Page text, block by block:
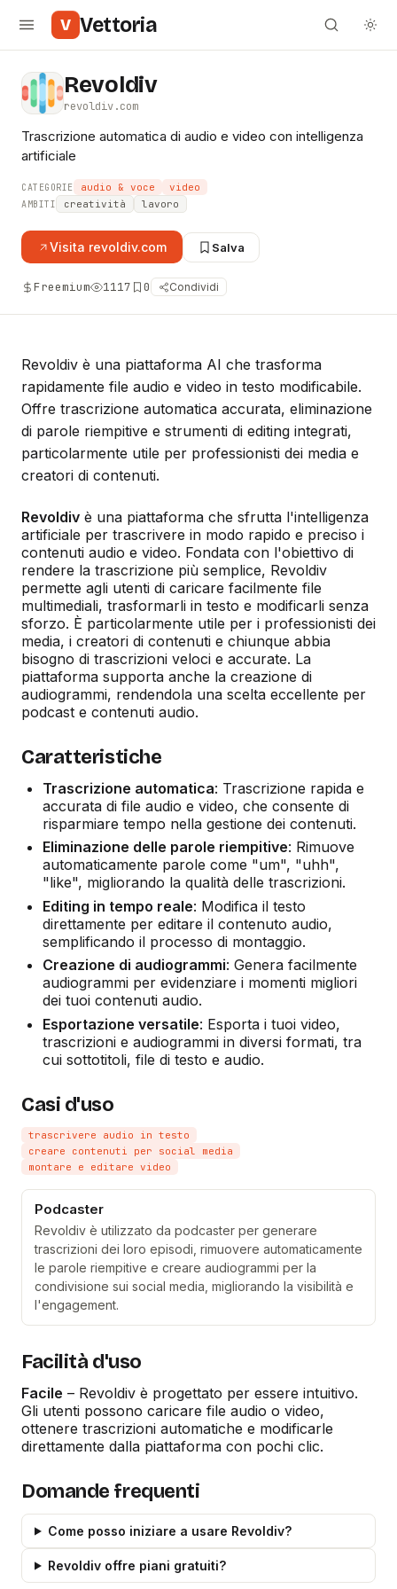
V Vettoria
Revoldiv
revoldiv.com
Trascrizione automatica di audio e video con intelligenza
artificiale
CATEGORIE audio & voce video
AMBITI creatività lavoro
Visita revoldiv.com Salva
Freemium 1117 0 Condividi
Revoldiv è una piattaforma AI che trasforma
rapidamente file audio e video in testo modificabile.
Offre trascrizione automatica accurata, eliminazione
di parole riempitive e strumenti di editing integrati,
particolarmente utile per professionisti dei media e
creatori di contenuti.
Revoldiv è una piattaforma che sfrutta l'intelligenza
artificiale per trascrivere in modo rapido e preciso i
contenuti audio e video. Fondata con l'obiettivo di
rendere la trascrizione più semplice, Revoldiv
permette agli utenti di caricare facilmente file
multimediali, trasformarli in testo e modificarli senza
sforzo. È particolarmente utile per i professionisti dei
media, i creatori di contenuti e chiunque abbia
bisogno di trascrizioni veloci e accurate. La
piattaforma supporta anche la creazione di
audiogrammi, rendendola una scelta eccellente per
podcast e contenuti audio.
Caratteristiche
Trascrizione automatica: Trascrizione rapida e
accurata di file audio e video, che consente di
risparmiare tempo nella gestione dei contenuti.
Eliminazione delle parole riempitive: Rimuove
automaticamente parole come "um", "uhh",
"like", migliorando la qualità delle trascrizioni.
Editing in tempo reale: Modifica il testo
direttamente per editare il contenuto audio,
semplificando il processo di montaggio.
Creazione di audiogrammi: Genera facilmente
audiogrammi per evidenziare i momenti migliori
dei tuoi contenuti audio.
Esportazione versatile: Esporta i tuoi video,
trascrizioni e audiogrammi in diversi formati, tra
cui sottotitoli, file di testo e audio.
Casi d'uso
trascrivere audio in testo
creare contenuti per social media
montare e editare video
Podcaster
Revoldiv è utilizzato da podcaster per generare
trascrizioni dei loro episodi, rimuovere automaticamente
le parole riempitive e creare audiogrammi per la
condivisione sui social media, migliorando la visibilità e
l'engagement.
Facilità d'uso
Facile – Revoldiv è progettato per essere intuitivo.
Gli utenti possono caricare file audio o video,
ottenere trascrizioni automatiche e modificarle
direttamente dalla piattaforma con pochi clic.
Domande frequenti
Come posso iniziare a usare Revoldiv?
Revoldiv offre piani gratuiti?